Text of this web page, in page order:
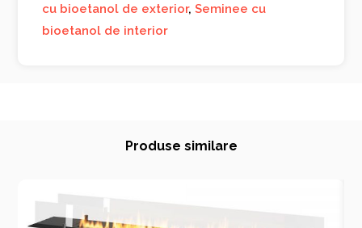
cu bioetanol de exterior,Seminee cu
bioetanol de interior
Produse similare